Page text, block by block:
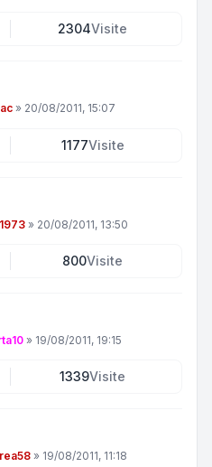
2304Visite
» 20/08/2011, 15:07
1177Visite
» 20/08/2011, 13:50
800Visite
» 19/08/2011, 19:15
1339Visite
» 19/08/2011, 11:18